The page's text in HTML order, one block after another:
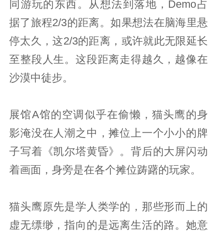
同游玩的东西。从想法到落地，Demo占
据了旅程2/3的距离。如果想法在脑海里悬
停太久，这2/3的距离，或许就此无限延长
至整段人生。这段距离走得越久，越像在
沙漠中徒步。
展馆A馆的空调似乎在偷懒，猫头鹰的身
影淹没在人潮之中，摊位上一个小小的牌
子写着《凯尔塔黄昏》。背后的大屏闪动
着画面，身旁是在各个摊位踌躇的玩家。
猫头鹰原先是学人类学的，那些形而上的
虚无缥缈，指向的是远离生活的路。她意